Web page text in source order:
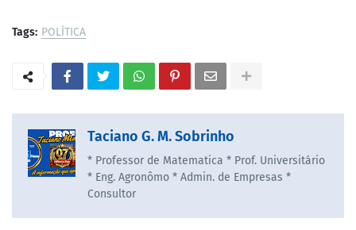
Tags: POLÍTICA
Taciano G. M. Sobrinho
* Professor de Matematica * Prof. Universitário
* Eng. Agronômo * Admin. de Empresas *
Consultor